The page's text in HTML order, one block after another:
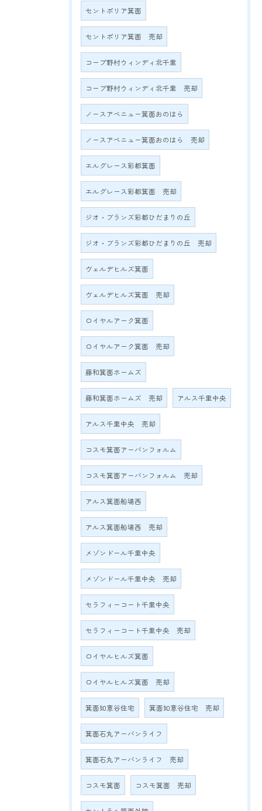
セントポリア箕面
セントポリア箕面 売却
コープ野村ウィンディ北千里
コープ野村ウィンディ北千里 売却
ノースアベニュー箕面おのはら
ノースアベニュー箕面おのはら 売却
エルグレース彩都箕面
エルグレース彩都箕面 売却
ジオ・ブランズ彩都ひだまりの丘
ジオ・ブランズ彩都ひだまりの丘 売却
ヴェルデヒルズ箕面
ヴェルデヒルズ箕面 売却
ロイヤルアーク箕面
ロイヤルアーク箕面 売却
藤和箕面ホームズ
藤和箕面ホームズ 売却 アルス千里中央
アルス千里中央 売却
コスモ箕面アーバンフォルム
コスモ箕面アーバンフォルム 売却
アルス箕面船場西
アルス箕面船場西 売却
メゾンドール千里中央
メゾンドール千里中央 売却
セラフィーコート千里中央
セラフィーコート千里中央 売却
ロイヤルヒルズ箕面
ロイヤルヒルズ箕面 売却
箕面如意谷住宅 箕面如意谷住宅 売却
箕面石丸アーバンライフ
箕面石丸アーバンライフ 売却
コスモ箕面 コスモ箕面 売却